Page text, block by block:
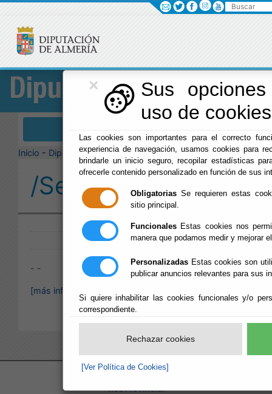
×
Sus
uso de
Las cookies son importantes para el correcto
experiencia de navegación, usamos cookies para
brindarle un inicio seguro, recopilar estadísticas
ofrecerle contenido personalizado en función de sus
Obligatorias Se requieren estas
sitio principal.
Funcionales Estas cookies nos
manera que podamos medir y mejorar
Personalizadas Estas cookies son
publicar anuncios relevantes para sus
Si quiere inhabilitar las cookies funcionales y/o
correspondiente.
Rechazar cookies
[Ver Política de Cookies]
Diputación
Inicio - Diputación -
/Servicios/
- -
Publicado:
[más información]
Red Provincial
Buscar